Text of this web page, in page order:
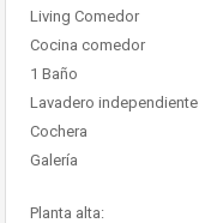
Living Comedor
Cocina comedor
1 Baño
Lavadero independiente
Cochera
Galería
Planta alta: